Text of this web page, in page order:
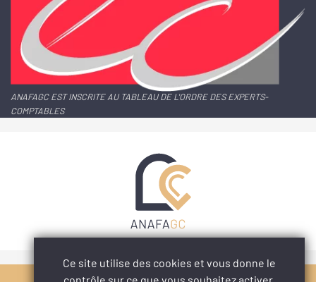
ANAFAGC EST INSCRITE AU TABLEAU DE L'ORDRE DES EXPERTS-
COMPTABLES
PARTAGER
Ce site utilise des cookies et vous donne le